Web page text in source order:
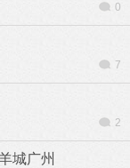
0
7
2
城广州